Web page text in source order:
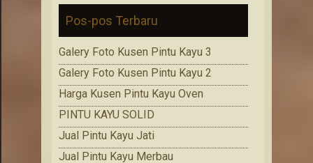
Pos-pos Terbaru
Galery Foto Kusen Pintu Kayu 3
Galery Foto Kusen Pintu Kayu 2
Harga Kusen Pintu Kayu Oven
PINTU KAYU SOLID
Jual Pintu Kayu Jati
Jual Pintu Kayu Merbau